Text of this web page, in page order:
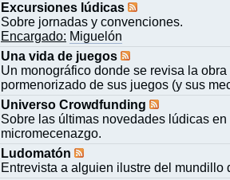
Excursiones lúdicas
Sobre jornadas y convenciones.
Encargado: Miguelón
Una vida de juegos
Un monográfico donde se revisa la
pormenorizado de sus juegos (y sus
Universo Crowdfunding
Sobre las últimas novedades lúdicas
micromecenazgo.
Ludomatón
Entrevista a alguien ilustre del mundillo